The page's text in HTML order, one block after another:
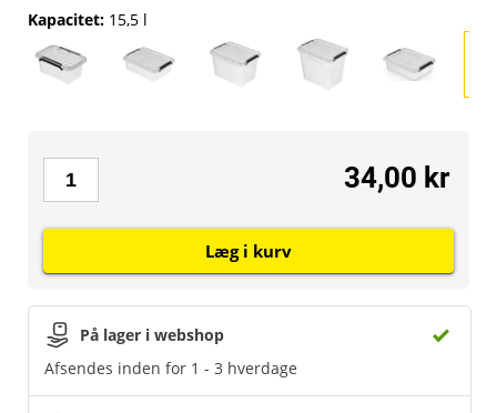
Kapacitet: 15,5 l
På lager i webshop
Afsendes inden for 1 - 3 hverdage
34,00 kr
Læg i kurv